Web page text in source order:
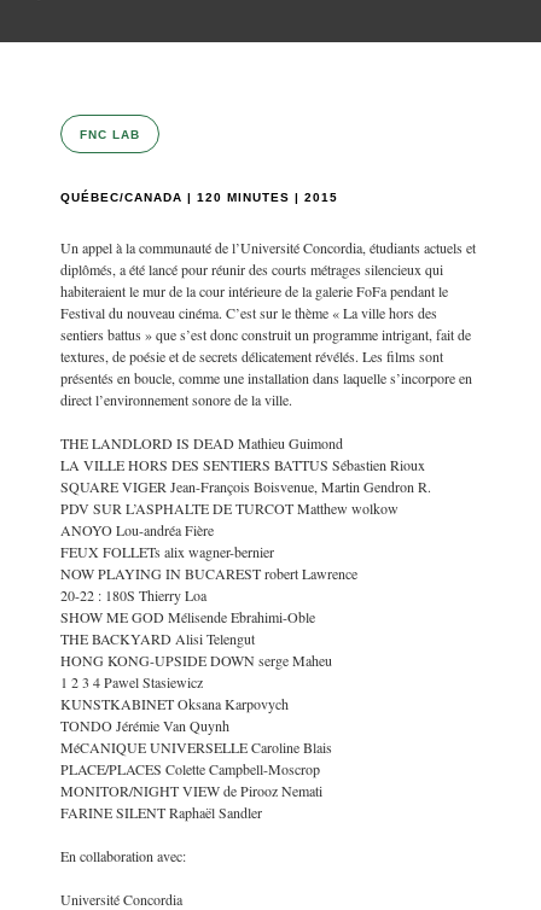
FNC LAB
QUÉBEC/CANADA | 120 MINUTES | 2015
Un appel à la communauté de l’Université Concordia, étudiants actuels et
diplômés, a été lancé pour réunir des courts métrages silencieux qui
habiteraient le mur de la cour intérieure de la galerie FoFa pendant le
Festival du nouveau cinéma. C’est sur le thème « La ville hors des
sentiers battus » que s’est donc construit un programme intrigant, fait de
textures, de poésie et de secrets délicatement révélés. Les films sont
présentés en boucle, comme une installation dans laquelle s’incorpore en
direct l’environnement sonore de la ville.
THE LANDLORD IS DEAD Mathieu Guimond
LA VILLE HORS DES SENTIERS BATTUS Sébastien Rioux
SQUARE VIGER Jean-François Boisvenue, Martin Gendron R.
PDV SUR L’ASPHALTE DE TURCOT Matthew wolkow
ANOYO Lou-andréa Fière
FEUX FOLLETs alix wagner-bernier
NOW PLAYING IN BUCAREST robert Lawrence
20-22 : 180S Thierry Loa
SHOW ME GOD Mélisende Ebrahimi-Oble
THE BACKYARD Alisi Telengut
HONG KONG-UPSIDE DOWN serge Maheu
1 2 3 4 Pawel Stasiewicz
KUNSTKABINET Oksana Karpovych
TONDO Jérémie Van Quynh
MéCANIQUE UNIVERSELLE Caroline Blais
PLACE/PLACES Colette Campbell-Moscrop
MONITOR/NIGHT VIEW de Pirooz Nemati
FARINE SILENT Raphaël Sandler
En collaboration avec:
Université Concordia